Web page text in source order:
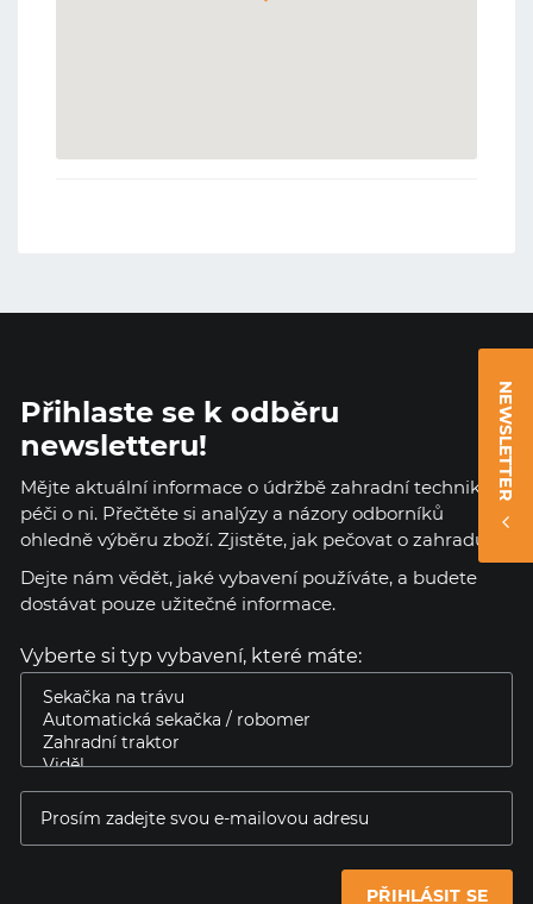
NEWSLETTER
Přihlaste se k odběru
newsletteru!
Mějte aktuální informace o údržbě zahradní techniky a
péči o ni. Přečtěte si analýzy a názory odborníků
ohledně výběru zboží. Zjistěte, jak pečovat o zahradu.
Dejte nám vědět, jaké vybavení používáte, a budete
dostávat pouze užitečné informace.
Vyberte si typ vybavení, které máte:
PŘIHLÁSIT SE